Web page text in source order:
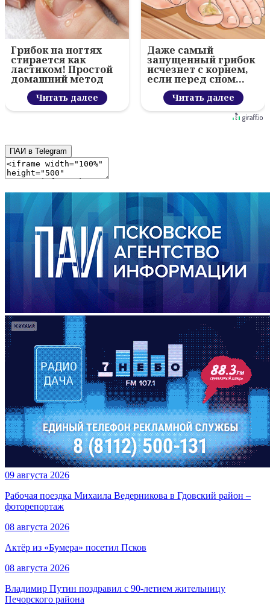
Грибок на ногтях
стирается как
ластиком! Простой
домашний метод
Читать далее
Даже самый
запущенный грибок
исчезнет с корнем,
если перед сном…
Читать далее
ПАИ в Telegram
09 августа 2026
Рабочая поездка Михаила Ведерникова в Гдовский район –
фоторепортаж
08 августа 2026
Актёр из «Бумера» посетил Псков
08 августа 2026
Владимир Путин поздравил с 90-летием жительницу
Печорского района